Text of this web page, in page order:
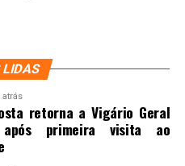
LIDAS
atrás
retorna a Vigário Geral
primeira visita ao